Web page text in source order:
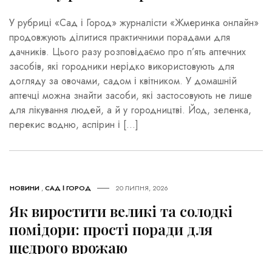
У рубриці «Сад і Город» журналісти «Жмеринка онлайн»
продовжують ділитися практичними порадами для
дачників. Цього разу розповідаємо про п’ять аптечних
засобів, які городники нерідко використовують для
догляду за овочами, садом і квітником. У домашній
аптечці можна знайти засоби, які застосовують не лише
для лікування людей, а й у городництві. Йод, зеленка,
перекис водню, аспірин і […]
НОВИНИ ,САД І ГОРОД 20 ЛИПНЯ, 2026
Як виростити великі та солодкі
помідори: прості поради для
щедрого врожаю